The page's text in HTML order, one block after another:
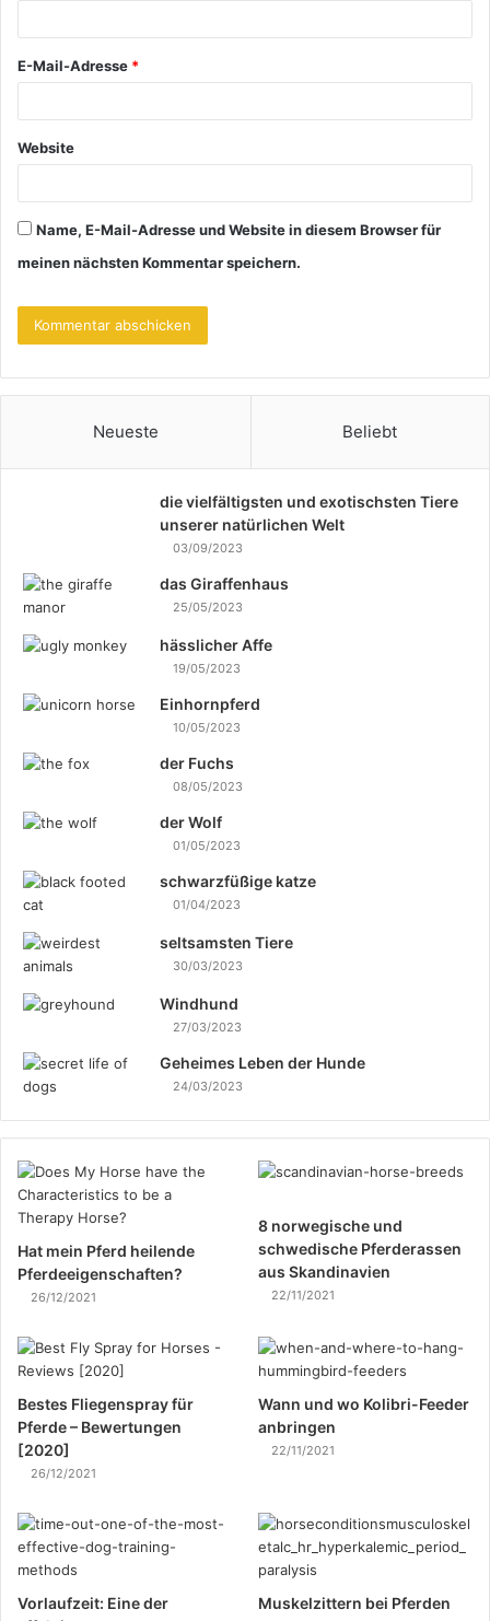
E-Mail-Adresse *
Website
Name, E-Mail-Adresse und Website in diesem Browser für
meinen nächsten Kommentar speichern.
Neueste Beliebt
die vielfältigsten und exotischsten Tiere
unserer natürlichen Welt
03/09/2023
das Giraffenhaus
25/05/2023
hässlicher Affe
19/05/2023
Einhornpferd
10/05/2023
der Fuchs
08/05/2023
der Wolf
01/05/2023
schwarzfüßige katze
01/04/2023
seltsamsten Tiere
30/03/2023
Windhund
27/03/2023
Geheimes Leben der Hunde
24/03/2023
Hat mein Pferd heilende
Pferdeeigenschaften?
26/12/2021
8 norwegische und
schwedische Pferderassen
aus Skandinavien
22/11/2021
Bestes Fliegenspray für
Pferde – Bewertungen
[2020]
26/12/2021
Wann und wo Kolibri-Feeder
anbringen
22/11/2021
Vorlaufzeit: Eine der
Muskelzittern bei Pferden